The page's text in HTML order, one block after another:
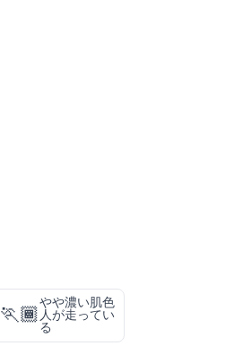
🏃🏾
やや濃い肌色
人が走ってい
る